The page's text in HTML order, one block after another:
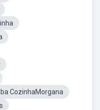
CozinhaMorgana